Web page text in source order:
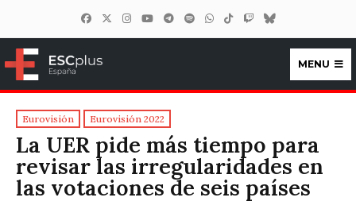
ESCplus España
MENU
Eurovisión Eurovisión 2022
La UER pide más tiempo para
revisar las irregularidades en
las votaciones de seis países